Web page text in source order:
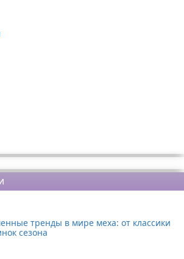
тренды в мире меха: от классики
сезона